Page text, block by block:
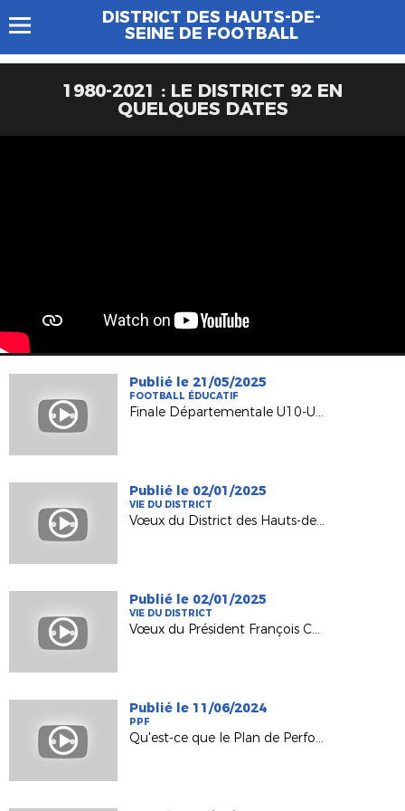
DISTRICT DES HAUTS-DE-
SEINE DE FOOTBALL
1980-2021 : LE DISTRICT 92 EN
QUELQUES DATES
Publié le 21/05/2025
FOOTBALL ÉDUCATIF
Finale Départementale U10-U11-U11F et U12 2025
Publié le 02/01/2025
VIE DU DISTRICT
Vœux du District des Hauts-de-Seine de Football
Publié le 02/01/2025
VIE DU DISTRICT
Vœux du Président François CHARRASSE
Publié le 11/06/2024
PPF
Qu'est-ce que le Plan de Performance Fédéral ?